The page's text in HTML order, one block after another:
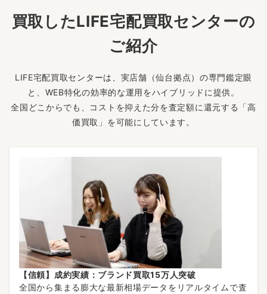
買取したLIFE宅配買取センターの
ご紹介
LIFE宅配買取センターは、実店舗（仙台拠点）の専門鑑定眼
と、WEB特化の効率的な運用をハイブリッドに提供。
全国どこからでも、コストを抑えた分を査定額に還元する「高
価買取」を可能にしています。
【信頼】成約実績：ブランド買取15万人突破
全国から集まる膨大な最新相場データをリアルタイムで査